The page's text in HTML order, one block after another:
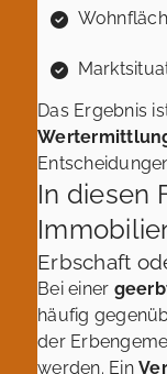
Das Ergebnis
In diesen
Erbschaft
Bei einer
häufig
der
werden. Ein